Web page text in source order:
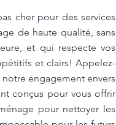
cher pour des services
de haute qualité, sans
et qui respecte vos
et clairs! Appelez-
engagement envers
conçus pour vous offrir
pour nettoyer les